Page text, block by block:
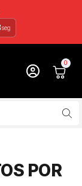
seg
POR